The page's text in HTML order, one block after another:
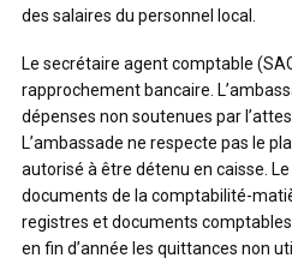
des salaires du personnel local.
Le secrétaire agent comptable
rapprochement bancaire.
dépenses non soutenues par
L’ambassade ne respecte pas le
autorisé à être détenu en caisse.
documents de la comptabilité-
registres et documents
en fin d’année les quittances non